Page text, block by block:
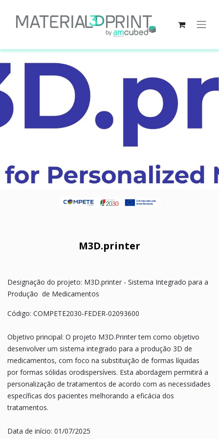
M3D.printer
Designação do projeto: M3D.printer - Sistema Integrado para a
Produção de Medicamentos
Código: COMPETE2030-FEDER-02093600
Objetivo principal: O projeto M3D.Printer tem como objetivo
desenvolver um sistema integrado para a produção 3D de
medicamentos, com foco na substituição de formas líquidas
por formas sólidas orodispersíveis. Esta abordagem permitirá a
personalização de tratamentos de acordo com as necessidades
específicas dos pacientes melhorando a eficácia dos
tratamentos.
Data de início: 01/07/2025